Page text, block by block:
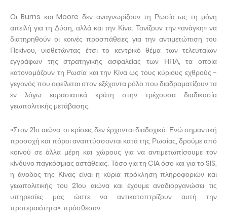
Οι Burns και Moore δεν αναγνωρίζουν τη Ρωσία ως τη μόνη
απειλή για τη Δύση, αλλά και την Κίνα. Τονίζουν την «ανάγκη» να
διατηρηθούν οι κοινές προσπάθειες για την αντιμετώπιση του
Πεκίνου, υιοθετώντας έτσι το κεντρικό θέμα των τελευταίων
εγγράφων της στρατηγικής ασφαλείας των ΗΠΑ, τα οποία
κατονομάζουν τη Ρωσία και την Κίνα ως τους κύριους εχθρούς -
γεγονός που οφείλεται στον εξέχοντα ρόλο που διαδραματίζουν τα
εν λόγω ευρασιατικά κράτη στην τρέχουσα διαδικασία
γεωπολιτικής μετάβασης.
«Στον 21ο αιώνα, οι κρίσεις δεν έρχονται διαδοχικά. Ενώ σημαντική
προσοχή και πόροι αναπτύσσονται κατά της Ρωσίας, δρούμε από
κοινού σε άλλα μέρη και χώρους για να αντιμετωπίσουμε τον
κίνδυνο παγκόσμιας αστάθειας. Τόσο για τη CIA όσο και για το SIS,
η άνοδος της Κίνας είναι η κύρια πρόκληση πληροφοριών και
γεωπολιτικής του 21ου αιώνα και έχουμε αναδιοργανώσει τις
υπηρεσίες μας ώστε να αντικατοπτρίζουν αυτή την
προτεραιότητα», πρόσθεσαν.